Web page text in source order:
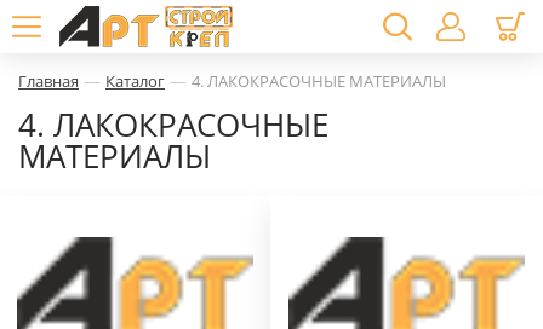
Главная — Каталог — 4. ЛАКОКРАСОЧНЫЕ МАТЕРИАЛЫ
4. ЛАКОКРАСОЧНЫЕ
МАТЕРИАЛЫ